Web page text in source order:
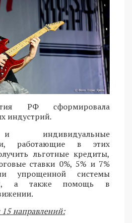
РФ сформировала
индустрий.
индивидуальные
работающие в этих
льготные кредиты,
ставки 0%, 5% и 7%
упрощенной системы
а также помощь в
направлений: